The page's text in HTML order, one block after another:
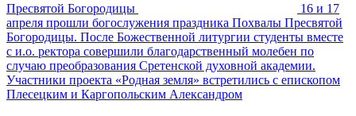
Пресвятой Богородицы
16 и 17
апреля прошли богослужения праздника Похвалы Пресвятой
Богородицы. После Божественной литургии студенты вместе
с и.о. ректора совершили благодарственный молебен по
случаю преобразования Сретенской духовной академии.
Участники проекта «Родная земля» встретились с епископом
Плесецким и Каргопольским Александром